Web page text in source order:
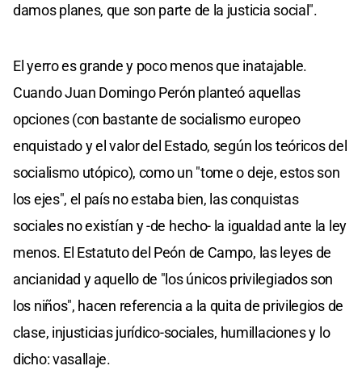
damos planes, que son parte de la justicia social".
El yerro es grande y poco menos que inatajable.
Cuando Juan Domingo Perón planteó aquellas
opciones (con bastante de socialismo europeo
enquistado y el valor del Estado, según los teóricos del
socialismo utópico), como un "tome o deje, estos son
los ejes", el país no estaba bien, las conquistas
sociales no existían y -de hecho- la igualdad ante la ley
menos. El Estatuto del Peón de Campo, las leyes de
ancianidad y aquello de "los únicos privilegiados son
los niños", hacen referencia a la quita de privilegios de
clase, injusticias jurídico-sociales, humillaciones y lo
dicho: vasallaje.